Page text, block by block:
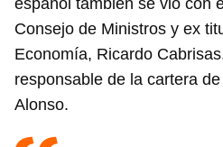
español también se vio con
Consejo de Ministros y ex
Economía, Ricardo
responsable de la cartera
Alonso.